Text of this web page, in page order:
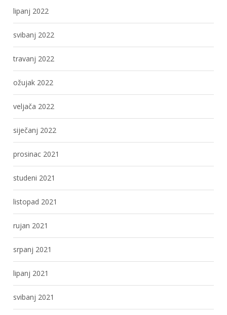
lipanj 2022
svibanj 2022
travanj 2022
ožujak 2022
veljača 2022
siječanj 2022
prosinac 2021
studeni 2021
listopad 2021
rujan 2021
srpanj 2021
lipanj 2021
svibanj 2021